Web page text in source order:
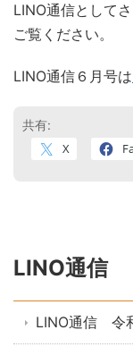
LINO通信として
ご覧ください。
LINO通信６月号は
共有:
X
LINO通信
LINO通信 令